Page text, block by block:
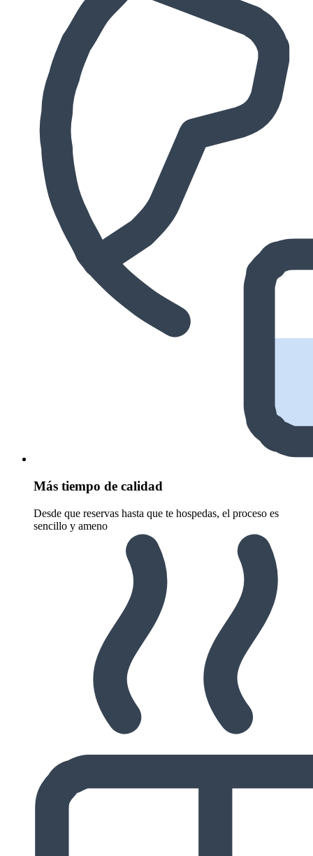
Más tiempo de calidad
Desde que reservas hasta que te hospedas, el proceso es
sencillo y ameno